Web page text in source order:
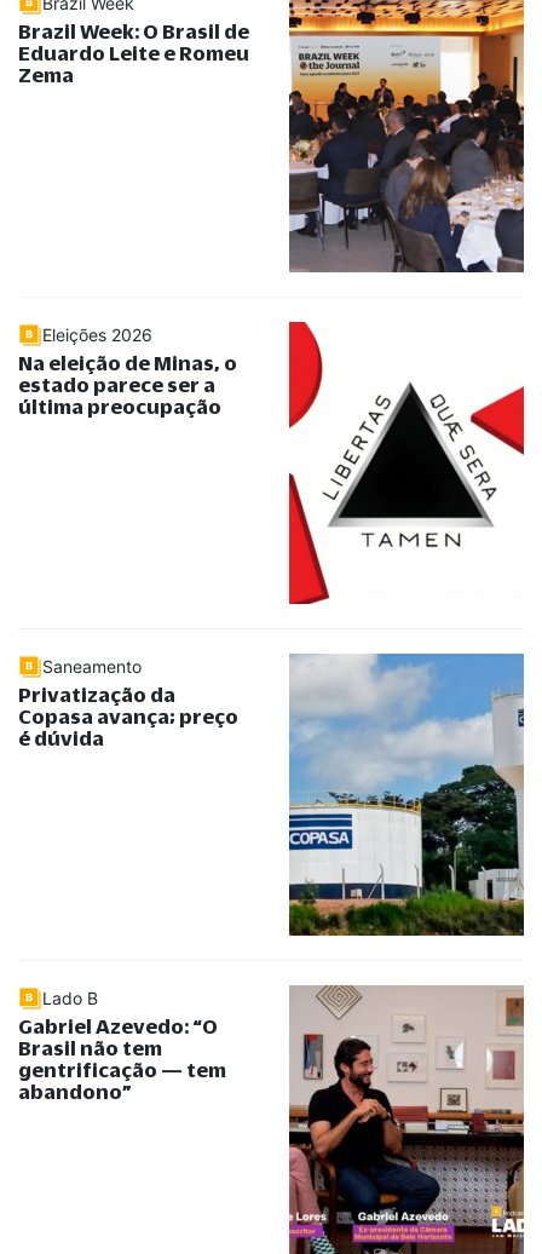
Brazil Week: O Brasil de
Eduardo Leite e Romeu
Zema
Eleições 2026
Na eleição de Minas, o
estado parece ser a
última preocupação
Saneamento
Privatização da
Copasa avança; preço
é dúvida
Lado B
Gabriel Azevedo: “O
Brasil não tem
gentrificação — tem
abandono”